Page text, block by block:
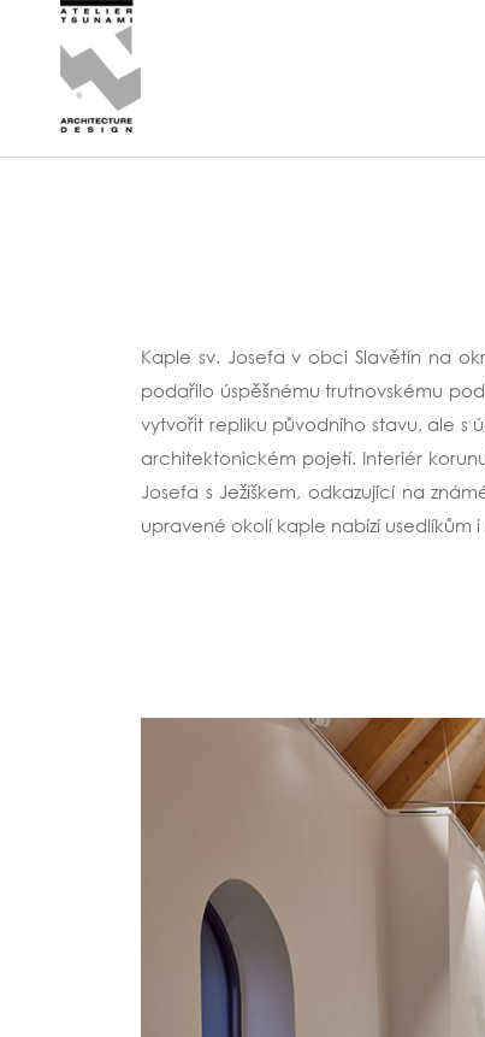
Kaple sv. Josefa v obci Slavětín na
podařilo úspěšnému trutnovskému
vytvořit repliku původního stavu, ale s
architektonickém pojetí. Interiér
Josefa s Ježíškem, odkazující na
upravené okolí kaple nabízí